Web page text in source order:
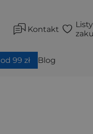
Kontakt
Listy
99 zł Blog